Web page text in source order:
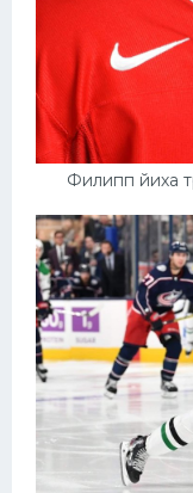
Филипп йиха